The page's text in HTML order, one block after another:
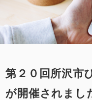
第２０回所沢市
が開催されまし